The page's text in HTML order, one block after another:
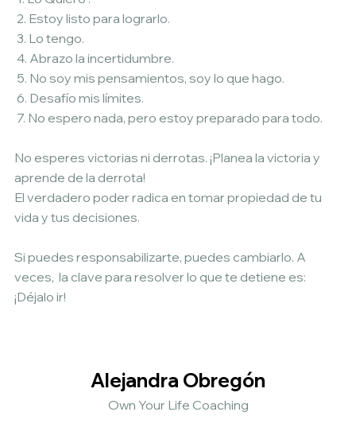
2. Estoy listo para lograrlo.
3. Lo tengo.
4. Abrazo la incertidumbre.
5. No soy mis pensamientos, soy lo que hago.
6. Desafío mis límites.
7. No espero nada, pero estoy preparado para todo.
No esperes victorias ni derrotas. ¡Planea la victoria y
aprende de la derrota!
El verdadero poder radica en tomar propiedad de tu
vida y tus decisiones.
Si puedes responsabilizarte, puedes cambiarlo. A
veces,  la clave para resolver lo que te detiene es:
¡Déjalo ir!
Alejandra Obregón
Own Your Life Coaching